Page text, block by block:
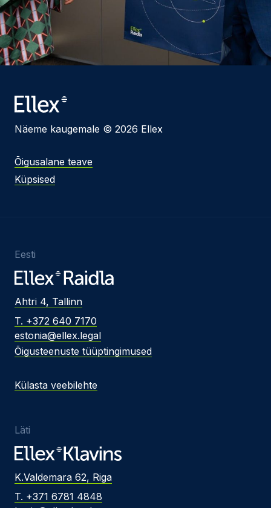
Näeme kaugemale © 2026 Ellex
Õigusalane teave
Küpsised
Eesti
Ahtri 4, Tallinn
T. +372 640 7170
estonia@ellex.legal
Õigusteenuste tüüptingimused
Külasta veebilehte
Läti
K.Valdemara 62, Riga
T. +371 6781 4848